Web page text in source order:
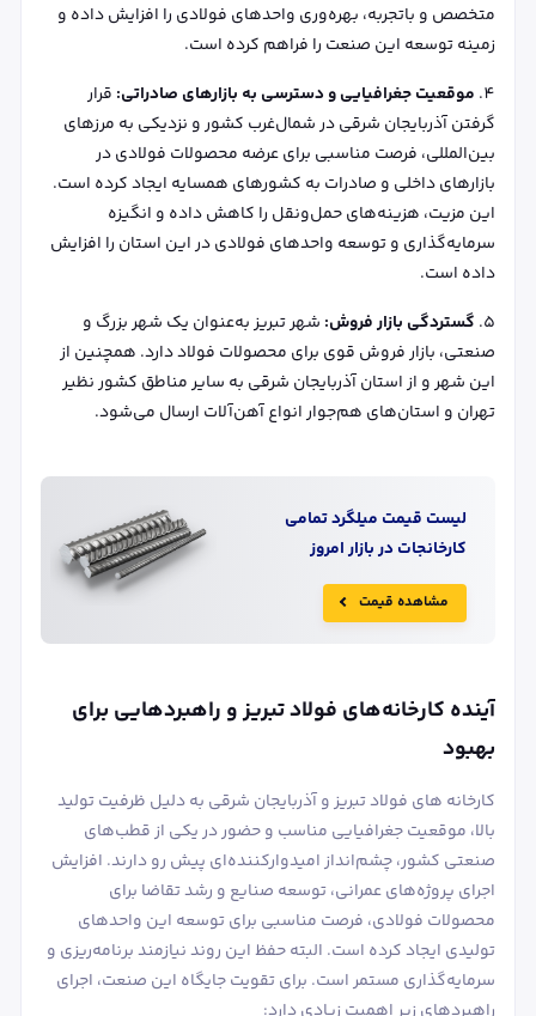
متخصص و باتجربه، بهره‌وری واحدهای فولادی را افزایش داده و
زمینه توسعه این صنعت را فراهم کرده است.
موقعیت جغرافیایی و دسترسی به بازارهای صادراتی: قرار
گرفتن آذربایجان شرقی در شمال‌غرب کشور و نزدیکی به مرزهای
بین‌المللی، فرصت مناسبی برای عرضه محصولات فولادی در
بازارهای داخلی و صادرات به کشورهای همسایه ایجاد کرده است.
این مزیت، هزینه‌های حمل‌ونقل را کاهش داده و انگیزه
سرمایه‌گذاری و توسعه واحدهای فولادی در این استان را افزایش
داده است.
گستردگی بازار فروش: شهر تبریز به‌عنوان یک شهر بزرگ و
صنعتی، بازار فروش قوی برای محصولات فولاد دارد. همچنین از
این شهر و از استان آذربایجان شرقی به سایر مناطق کشور نظیر
تهران و استان‌های هم‌جوار انواع آهن‌آلات ارسال می‌شود.
لیست قیمت میلگردتمامی
کارخانجات در بازار امروز
مشاهده قیمت
آینده کارخانه‌های فولاد تبریز و راهبردهایی برای
بهبود
کارخانه های فولاد تبریز و آذربایجان شرقی به دلیل ظرفیت تولید
بالا، موقعیت جغرافیایی مناسب و حضور در یکی از قطب‌های
صنعتی کشور، چشم‌انداز امیدوارکننده‌ای پیش رو دارند. افزایش
اجرای پروژه‌های عمرانی، توسعه صنایع و رشد تقاضا برای
محصولات فولادی، فرصت مناسبی برای توسعه این واحدهای
تولیدی ایجاد کرده است. البته حفظ این روند نیازمند برنامه‌ریزی و
سرمایه‌گذاری مستمر است. برای تقویت جایگاه این صنعت، اجرای
راهبردهای زیر اهمیت زیادی دارد: